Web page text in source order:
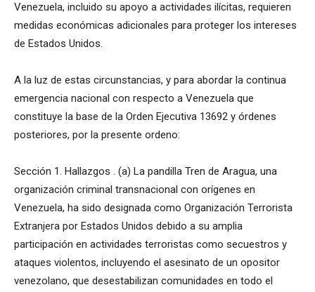
Venezuela, incluido su apoyo a actividades ilícitas, requieren
medidas económicas adicionales para proteger los intereses
de Estados Unidos.
A la luz de estas circunstancias, y para abordar la continua
emergencia nacional con respecto a Venezuela que
constituye la base de la Orden Ejecutiva 13692 y órdenes
posteriores, por la presente ordeno:
Sección 1. Hallazgos . (a) La pandilla Tren de Aragua, una
organización criminal transnacional con orígenes en
Venezuela, ha sido designada como Organización Terrorista
Extranjera por Estados Unidos debido a su amplia
participación en actividades terroristas como secuestros y
ataques violentos, incluyendo el asesinato de un opositor
venezolano, que desestabilizan comunidades en todo el